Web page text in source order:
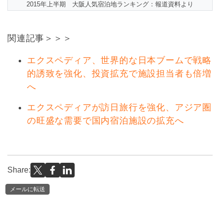
2015年上半期 大阪人気宿泊地ランキング：報道資料より
関連記事＞＞＞
エクスペディア、世界的な日本ブームで戦略
的誘致を強化、投資拡充で施設担当者も倍増
へ
エクスペディアが訪日旅行を強化、アジア圏
の旺盛な需要で国内宿泊施設の拡充へ
Share:
メールに転送